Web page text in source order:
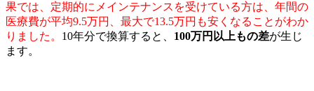
果では、定期的にメインテナンスを受けている方は、年間の
医療費が平均9.5万円、最大で13.5万円も安くなることがわか
りました。 10年分で換算すると、 100万円以上もの差が生じ
ます。